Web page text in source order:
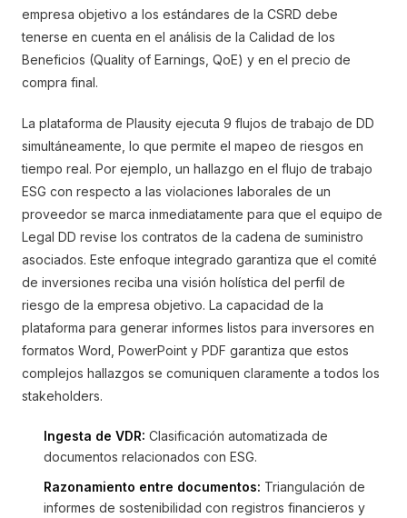
empresa objetivo a los estándares de la CSRD debe
tenerse en cuenta en el análisis de la Calidad de los
Beneficios (Quality of Earnings, QoE) y en el precio de
compra final.
La plataforma de Plausity ejecuta 9 flujos de trabajo de DD
simultáneamente, lo que permite el mapeo de riesgos en
tiempo real. Por ejemplo, un hallazgo en el flujo de trabajo
ESG con respecto a las violaciones laborales de un
proveedor se marca inmediatamente para que el equipo de
Legal DD revise los contratos de la cadena de suministro
asociados. Este enfoque integrado garantiza que el comité
de inversiones reciba una visión holística del perfil de
riesgo de la empresa objetivo. La capacidad de la
plataforma para generar informes listos para inversores en
formatos Word, PowerPoint y PDF garantiza que estos
complejos hallazgos se comuniquen claramente a todos los
stakeholders.
Ingesta de VDR: Clasificación automatizada de
documentos relacionados con ESG.
Razonamiento entre documentos: Triangulación de
informes de sostenibilidad con registros financieros y